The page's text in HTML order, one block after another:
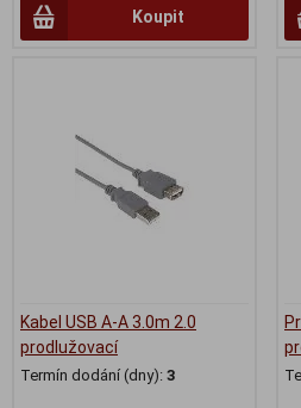
Koupit
Kabel USB A-A 3.0m 2.0
prodlužovací
Termín dodání (dny): 3